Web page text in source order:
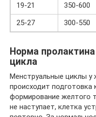
19-21
350-600
25-27
300-550
Норма
цикла
Менструальные циклы у
происходит подготовка
формирование желтого
не наступает, клетка